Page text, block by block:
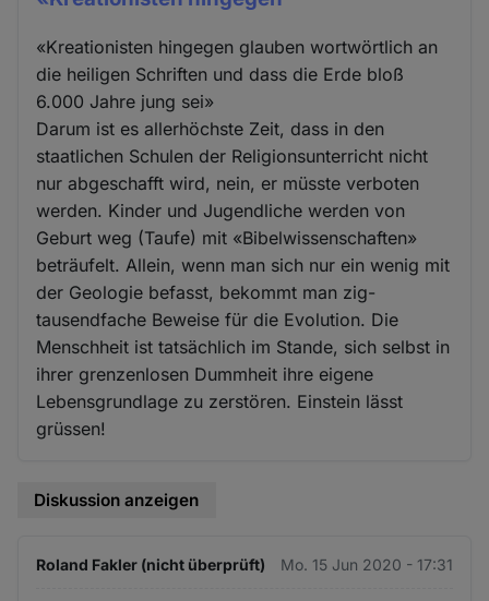
«Kreationisten hingegen glauben wortwörtlich an
die heiligen Schriften und dass die Erde bloß
6.000 Jahre jung sei»
Darum ist es allerhöchste Zeit, dass in den
staatlichen Schulen der Religionsunterricht nicht
nur abgeschafft wird, nein, er müsste verboten
werden. Kinder und Jugendliche werden von
Geburt weg (Taufe) mit «Bibelwissenschaften»
beträufelt. Allein, wenn man sich nur ein wenig mit
der Geologie befasst, bekommt man zig-
tausendfache Beweise für die Evolution. Die
Menschheit ist tatsächlich im Stande, sich selbst in
ihrer grenzenlosen Dummheit ihre eigene
Lebensgrundlage zu zerstören. Einstein lässt
grüssen!
Diskussion anzeigen
Roland Fakler (nicht überprüft) Mo. 15 Jun 2020 - 17:31